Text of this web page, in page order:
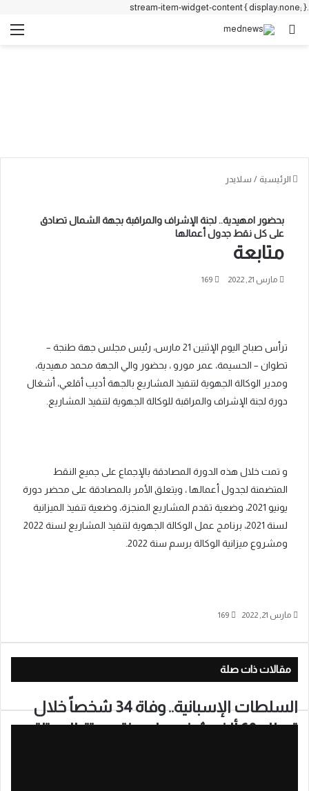
.stream-item-widget-content { display:none; }
بحث عن
الرئيسية / سلايدر
بحضور امهيدية.. لجنة الإشراف والمراقبة بجهة الشمال تصادق
على كل نقط جدول أعمالها
متابعة
مارس 21, 2022 169
ترأس صباح اليوم الإثنين 21 مارس، رئيس مجلس جهة طنجة –
تطوان – الحسيمة، عمر مورو ، بحضور والي الجهة محمد مهيدية،
ومدير الوكالة الجهوية لتنفيذ المشاريع بالجهة أديب أقلعي، أشغال
دورة لجنة الإشراف والمراقبة للوكالة الجهوية لتنفيذ المشاريع.
و تمت خلال هذه الدورة المصادقة بالإجماع على جميع النقط
المتضمنة لجدول أعمالها ، ويتعلق الأمر بالمصادقة على محضر دورة
يونيو 2021، وضعية تقدم المشاريع المنجزة، وضعية تنفيذ الميزانية
لسنة 2021، برنامج عمل الوكالة الجهوية لتنفيذ المشاريع لسنة 2022
ومشروع ميزانية الوكالة برسم سنة 2022.
مارس 21, 2022 169
مقالات ذات صلة
السلطات الإسبانية.. وفاة 34 شخصاً خلال
تسلل 60 ألف شخص لمدينة سبتة المحتلة